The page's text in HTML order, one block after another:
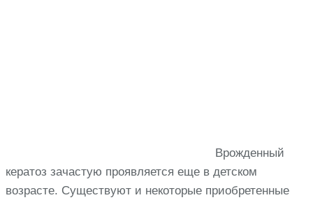
Врожденный
кератоз зачастую проявляется еще в детском
возрасте. Существуют и некоторые приобретенные